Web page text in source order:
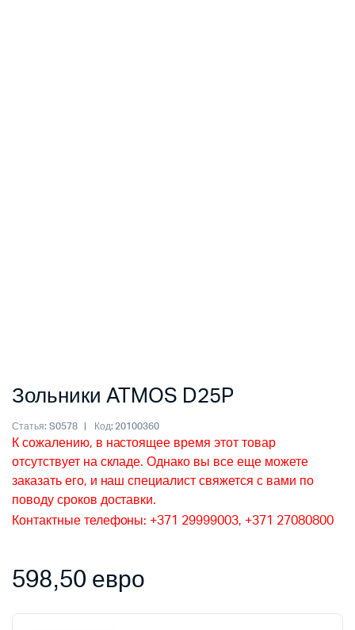
Зольники ATMOS D25P
Статья: S0578 Код:20100360
К сожалению, в настоящее время этот товар
отсутствует на складе. Однако вы все еще можете
заказать его, и наш специалист свяжется с вами по
поводу сроков доставки.
Контактные телефоны: +371 29999003, +371 27080800
598,50 евро